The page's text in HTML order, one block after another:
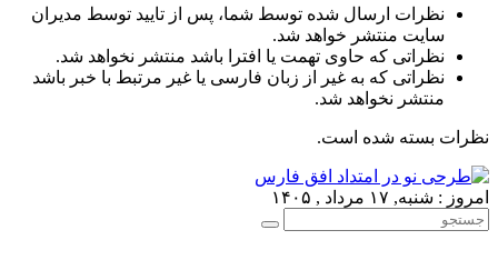
نظرات ارسال شده توسط شما، پس از تایید توسط مدیران
سایت منتشر خواهد شد.
نظراتی که حاوی تهمت یا افترا باشد منتشر نخواهد شد.
نظراتی که به غیر از زبان فارسی یا غیر مرتبط با خبر باشد
منتشر نخواهد شد.
نظرات بسته شده است.
امروز : شنبه, ۱۷ مرداد , ۱۴۰۵